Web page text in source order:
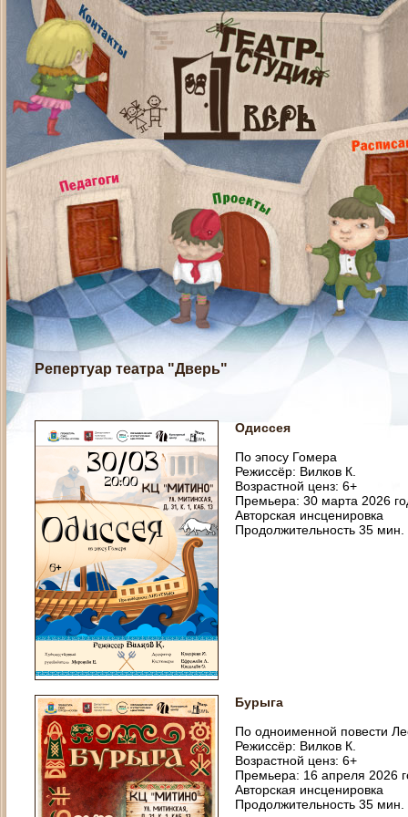
Репертуар театра "Дверь"
Одиссея
По эпосу Гомера
Режиссёр: Вилков К.
Возрастной ценз: 6+
Премьера: 30 марта 2026
Авторская инсценировка
Продолжительность 35 мин.
Бурыга
По одноименной повести
Режиссёр: Вилков К.
Возрастной ценз: 6+
Премьера: 16 апреля 2026
Авторская инсценировка
Продолжительность 35 мин.